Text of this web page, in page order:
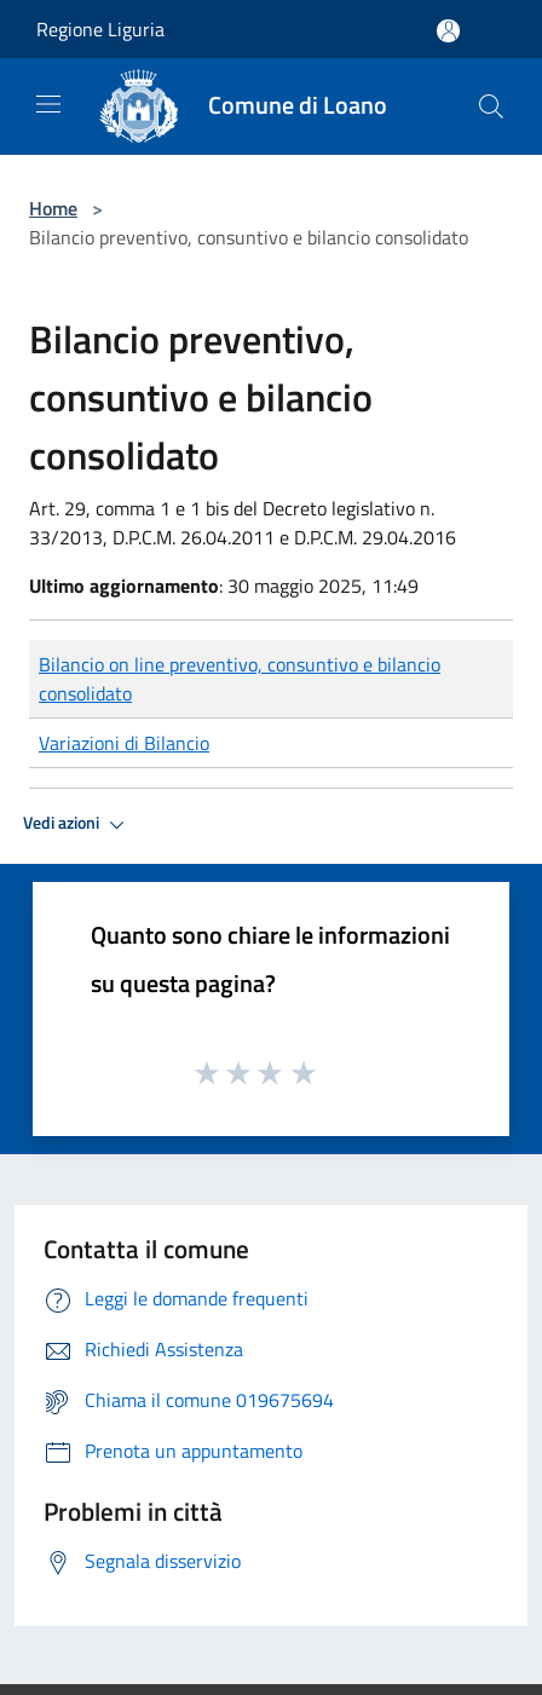
Regione Liguria
Comune di Loano
Home >
Bilancio preventivo, consuntivo e bilancio consolidato
Bilancio preventivo,
consuntivo e bilancio
consolidato
Art. 29, comma 1 e 1 bis del Decreto legislativo n.
33/2013, D.P.C.M. 26.04.2011 e D.P.C.M. 29.04.2016
Ultimo aggiornamento: 30 maggio 2025, 11:49
Bilancio on line preventivo, consuntivo e bilancio
consolidato
Variazioni di Bilancio
Vedi azioni
Quanto sono chiare le informazioni
su questa pagina?
Contatta il comune
Leggi le domande frequenti
Richiedi Assistenza
Chiama il comune 019675694
Prenota un appuntamento
Problemi in città
Segnala disservizio